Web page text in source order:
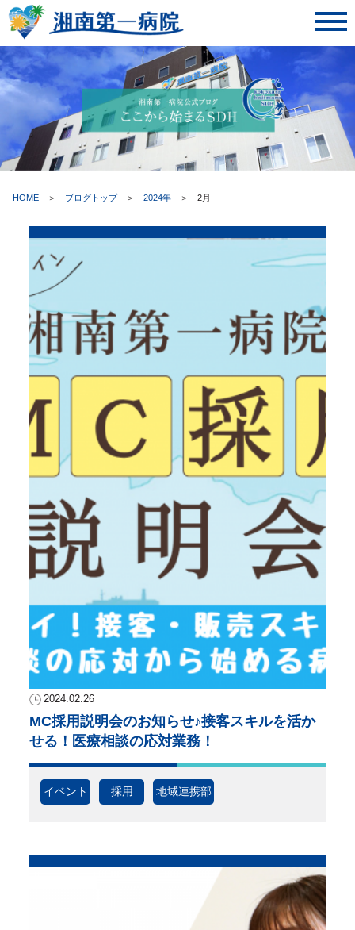
HOME＞ ブログトップ＞ 2024年＞ 2月
ここから始まるSDH | 湘南第一病院・神奈川県藤沢市湘南台
2024.02.26
MC採用説明会のお知らせ♪接客スキルを活か
せる！医療相談の応対業務！
イベント 採用 地域連携部